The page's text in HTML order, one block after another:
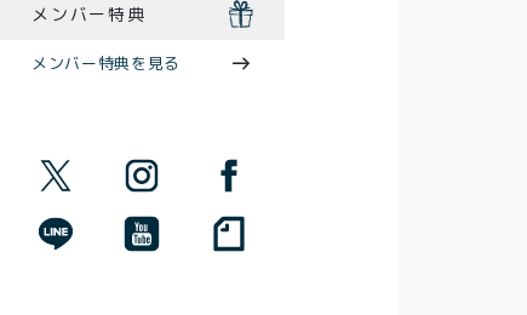
メンバー特典
メンバー特典を見る